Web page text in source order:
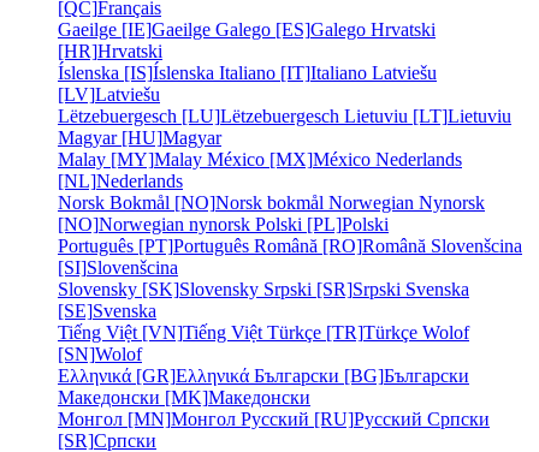
[QC]Français
Gaeilge [IE]Gaeilge Galego [ES]Galego Hrvatski
[HR]Hrvatski
Íslenska [IS]Íslenska Italiano [IT]Italiano Latviešu
[LV]Latviešu
Lëtzebuergesch [LU]Lëtzebuergesch Lietuviu [LT]Lietuviu
Magyar [HU]Magyar
Malay [MY]Malay México [MX]México Nederlands
[NL]Nederlands
Norsk Bokmål [NO]Norsk bokmål Norwegian Nynorsk
[NO]Norwegian nynorsk Polski [PL]Polski
Português [PT]Português Română [RO]Română Slovenšcina
[SI]Slovenšcina
Slovensky [SK]Slovensky Srpski [SR]Srpski Svenska
[SE]Svenska
Tiếng Việt [VN]Tiếng Việt Türkçe [TR]Türkçe Wolof
[SN]Wolof
Ελληνικά [GR]Ελληνικά Български [BG]Български
Македонски [MK]Македонски
Монгол [MN]Монгол Русский [RU]Русский Српски
[SR]Српски